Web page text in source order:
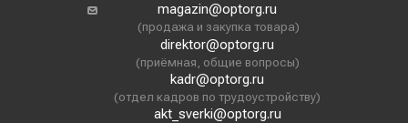
magazin@optorg.ru
(продажа и закупка товара)
direktor@optorg.ru
(приёмная, общие вопросы)
kadr@optorg.ru
(отдел кадров по трудоустройству)
akt_sverki@optorg.ru